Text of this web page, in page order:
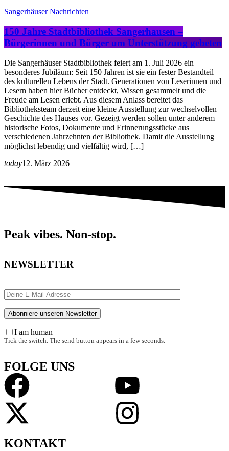
Sangerhäuser Nachrichten
150 Jahre Stadtbibliothek Sangerhausen –
Bürgerinnen und Bürger um Unterstützung gebeten
Die Sangerhäuser Stadtbibliothek feiert am 1. Juli 2026 ein
besonderes Jubiläum: Seit 150 Jahren ist sie ein fester Bestandteil
des kulturellen Lebens der Stadt. Generationen von Leserinnen und
Lesern haben hier Bücher entdeckt, Wissen gesammelt und die
Freude am Lesen erlebt. Aus diesem Anlass bereitet das
Bibliotheksteam derzeit eine kleine Ausstellung zur wechselvollen
Geschichte des Hauses vor. Gezeigt werden sollen unter anderem
historische Fotos, Dokumente und Erinnerungsstücke aus
verschiedenen Jahrzehnten der Bibliothek. Damit die Ausstellung
möglichst lebendig und vielfältig wird, […]
today12. März 2026
Peak vibes. Non-stop.
NEWSLETTER
I am human
Tick the switch. The send button appears in a few seconds.
FOLGE UNS
KONTAKT